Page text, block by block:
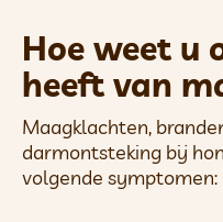
Hoe weet u
heeft van
Maagklachten,
darmontsteking bij
volgende symptomen: